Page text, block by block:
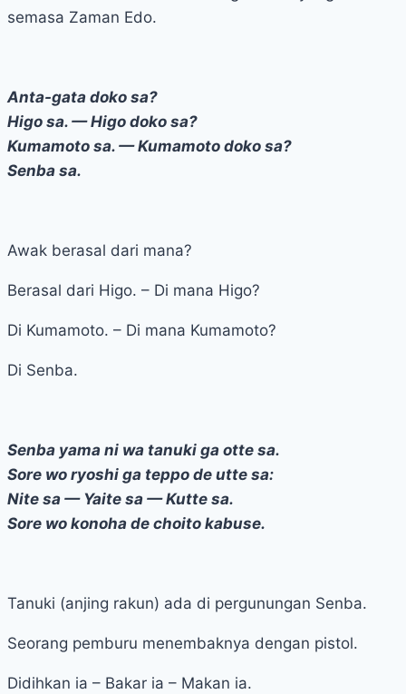
semasa Zaman Edo.
Anta-gata doko sa?
Higo sa. — Higo doko sa?
Kumamoto sa. — Kumamoto doko sa?
Senba sa.
Awak berasal dari mana?
Berasal dari Higo. – Di mana Higo?
Di Kumamoto. – Di mana Kumamoto?
Di Senba.
Senba yama ni wa tanuki ga otte sa.
Sore wo ryoshi ga teppo de utte sa:
Nite sa — Yaite sa — Kutte sa.
Sore wo konoha de choito kabuse.
Tanuki (anjing rakun) ada di pergunungan Senba.
Seorang pemburu menembaknya dengan pistol.
Didihkan ia – Bakar ia – Makan ia.